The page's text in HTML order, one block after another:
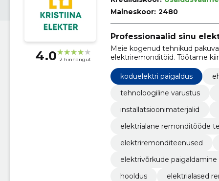
4.0 2 hinnangut
Maineskoor: 2480
Professionaalid sinu
Meie kogenud tehnikud
elektriremonditöid. Töötame
vastupidavuse.
koduelektri paigaldus
tehnoloogiline varustus
installatsioonimaterjalid
elektrialane remonditööde
elektriremonditeenused
elektrivõrkude paigaldamine
hooldus
elektrialased